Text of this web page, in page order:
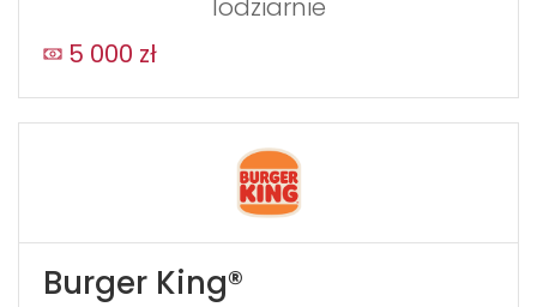
lodziarnie
5 000 zł
Burger King®